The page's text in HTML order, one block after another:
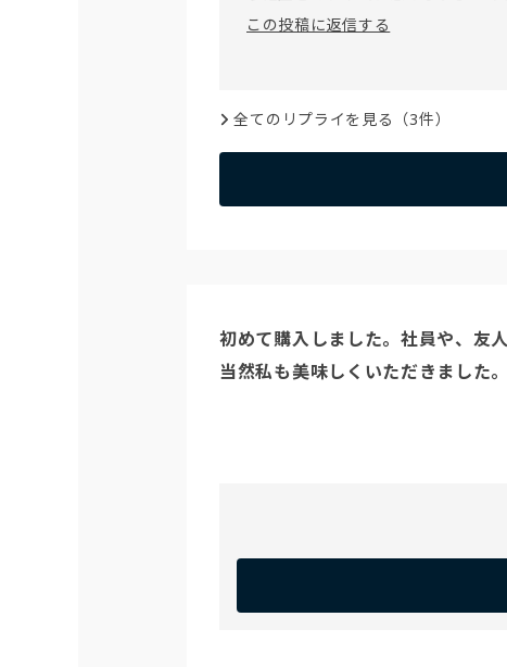
この投稿に返信する
全てのリプライを見る（3件）
初めて購入しました。社員や、友